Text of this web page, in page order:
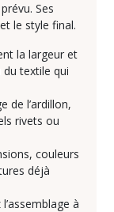
Ses
le style final.
la largeur et
du textile qui
de l’ardillon,
rivets ou
couleurs
déjà
à